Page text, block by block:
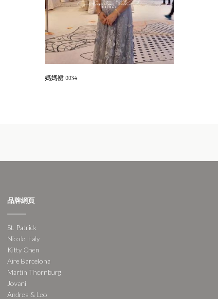
媽媽裙 0034
品牌網頁
St. Patrick
Nicole Italy
Kitty Chen
Aire Barcelona
Martin Thornburg
Jovani
Andrea & Leo